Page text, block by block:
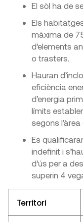
​El sòl ha de
Els
màxima de
d’elements
o trasters.
Hauran
eficiència
d’energia
límits
segons
Es
indefinit i
d’ús per a
superin 4
Territori​​